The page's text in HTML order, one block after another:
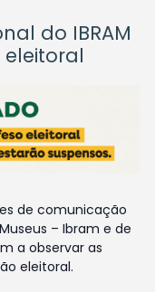
do IBRAM
de comunicação
– Ibram e de
a observar as
eleitoral.